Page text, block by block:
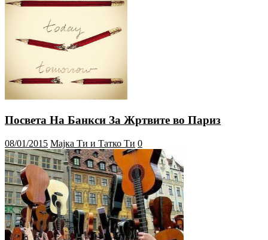
Посвета На Банкси За Жртвите во Париз
08/01/2015 Мајка Ти и Татко Ти 0